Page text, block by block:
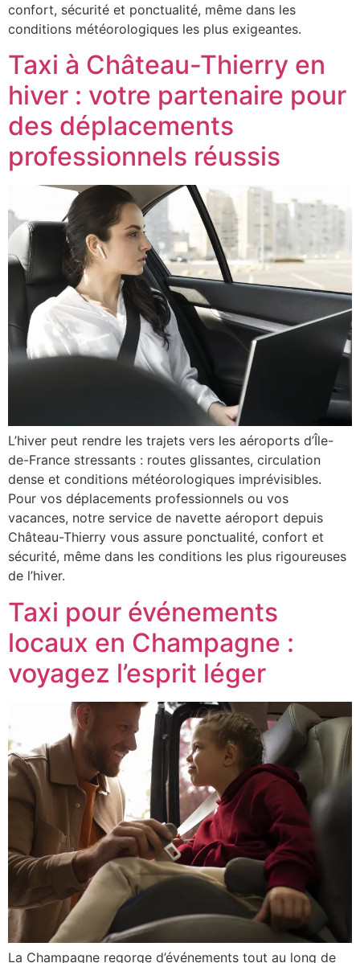
confort, sécurité et ponctualité, même dans les
conditions météorologiques les plus exigeantes.
Taxi à Château-Thierry en
hiver : votre partenaire pour
des déplacements
professionnels réussis
L’hiver peut rendre les trajets vers les aéroports d’Île-
de-France stressants : routes glissantes, circulation
dense et conditions météorologiques imprévisibles.
Pour vos déplacements professionnels ou vos
vacances, notre service de navette aéroport depuis
Château-Thierry vous assure ponctualité, confort et
sécurité, même dans les conditions les plus rigoureuses
de l’hiver.
Taxi pour événements
locaux en Champagne :
voyagez l’esprit léger
La Champagne regorge d’événements tout au long de